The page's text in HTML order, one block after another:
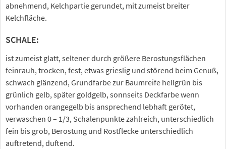
abnehmend, Kelchpartie gerundet, mit zumeist breiter
Kelchfläche.
SCHALE:
ist zumeist glatt, seltener durch größere Berostungsflächen
feinrauh, trocken, fest, etwas grieslig und störend beim Genuß,
schwach glänzend, Grundfarbe zur Baumreife hellgrün bis
grünlich gelb, später goldgelb, sonnseits Deckfarbe wenn
vorhanden orangegelb bis ansprechend lebhaft gerötet,
verwaschen 0 – 1/3, Schalenpunkte zahlreich, unterschiedlich
fein bis grob, Berostung und Rostflecke unterschiedlich
auftretend, duftend.